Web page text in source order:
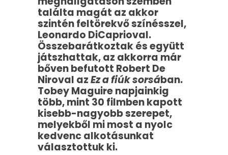
találta magát az akkor
szintén feltörekvő színésszel,
Leonardo DiCaprioval.
Összebarátkoztak és együtt
játszhattak, az akkorra már
bőven befutott Robert De
Niroval azEz a fiúk sorsában.
Tobey Maguire napjainkig
több, mint 30 filmben kapott
kisebb-nagyobb szerepet,
melyekből mi most a nyolc
kedvenc alkotásunkat
választottuk ki.